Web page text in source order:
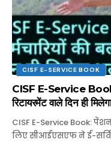
CISF E-SERVICE BOOK
CISF E-Service Book:
रिटायरमेंट वाले दिन ही
CISF E-Service Book:
लिए सीआईएसएफ ने ई-